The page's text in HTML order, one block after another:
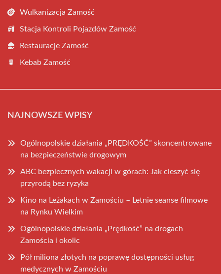
Wulkanizacja Zamość
Stacja Kontroli Pojazdów Zamość
Restauracje Zamość
Kebab Zamość
NAJNOWSZE WPISY
Ogólnopolskie działania „PRĘDKOŚĆ” skoncentrowane
na bezpieczeństwie drogowym
ABC bezpiecznych wakacji w górach: Jak cieszyć się
przyrodą bez ryzyka
Kino na Leżakach w Zamościu – Letnie seanse filmowe
na Rynku Wielkim
Ogólnopolskie działania „Prędkość” na drogach
Zamościa i okolic
Pół miliona złotych na poprawę dostępności usług
medycznych w Zamościu